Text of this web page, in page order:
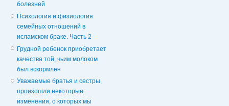
болезней
Психология и физиология
семейных отношений в
исламском браке. Часть 2
Грудной ребенок приобретает
качества той, чьим молоком
был вскормлен
Уважаемые братья и сестры,
произошли некоторые
изменения, о которых мы